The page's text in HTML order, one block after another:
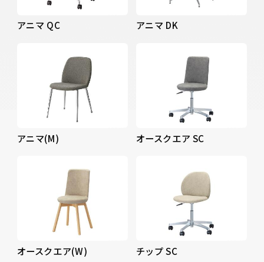
アニマ QC アニマ DK
アニマ(M) オースクエア SC
オースクエア(W) チップ SC